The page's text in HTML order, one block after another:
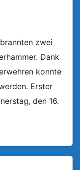
zwei
Dank
konnte
Erster
den 16.